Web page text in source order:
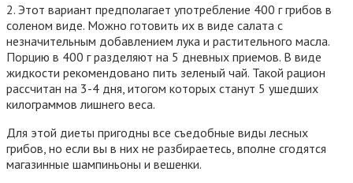
2. Этот вариант предполагает употребление 400 г грибов в
соленом виде. Можно готовить их в виде салата с
незначительным добавлением лука и растительного масла.
Порцию в 400 г разделяют на 5 дневных приемов. В виде
жидкости рекомендовано пить зеленый чай. Такой рацион
рассчитан на 3-4 дня, итогом которых станут 5 ушедших
килограммов лишнего веса.
Для этой диеты пригодны все съедобные виды лесных
грибов, но если вы в них не разбираетесь, вполне сгодятся
магазинные шампиньоны и вешенки.